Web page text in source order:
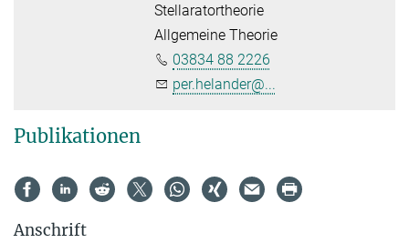
Stellaratortheorie
Allgemeine Theorie
03834 88 2226
per.helander@...
Publikationen
Anschrift